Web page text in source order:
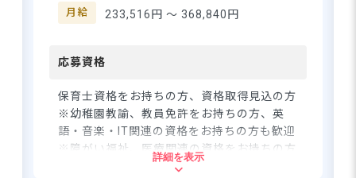
さらに詳しい
求人情報へ
行事、体験活動を通じて、子
どもの自主性を育てていま
境づくりに注力しており、複
ず、チームで協力しながら保
育ができます。月給233,516円
～368,840円と安定した収入も
魅力です！ ーー【安心して長
く働ける、あなた想いの職場
月給 233,516円 〜368,840円
応募資格
保育士資格をお持ちの方、資格取得見込の方
※幼稚園教諭、教員免許をお持ちの方、英
語・音楽・IT関連の資格をお持ちの方も歓迎
※障がい福祉、医療関連の資格をお持ちの方
も歓迎 ※新卒や初心者の方、ブランクがあ
詳細を表示